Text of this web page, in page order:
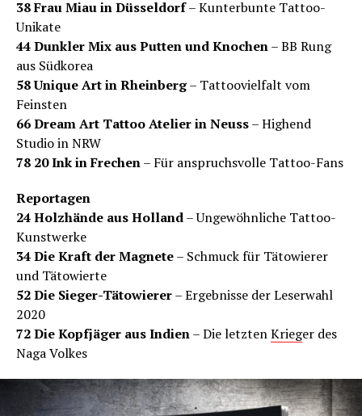
38 Frau Miau in Düsseldorf– Kunterbunte Tattoo-
Unikate
44 Dunkler Mix aus Putten und Knochen– BB Rung
aus Südkorea
58 Unique Art in Rheinberg– Tattoovielfalt vom
Feinsten
66 Dream Art Tattoo Atelier in Neuss– Highend
Studio in NRW
78 20 Ink in Frechen– Für anspruchsvolle Tattoo-Fans
Reportagen
24 Holzhände aus Holland– Ungewöhnliche Tattoo-
Kunstwerke
34 Die Kraft der Magnete– Schmuck für Tätowierer
und Tätowierte
52 Die Sieger-Tätowierer– Ergebnisse der Leserwahl
2020
72 Die Kopfjäger aus Indien– Die letztenKrieger des
Naga Volkes